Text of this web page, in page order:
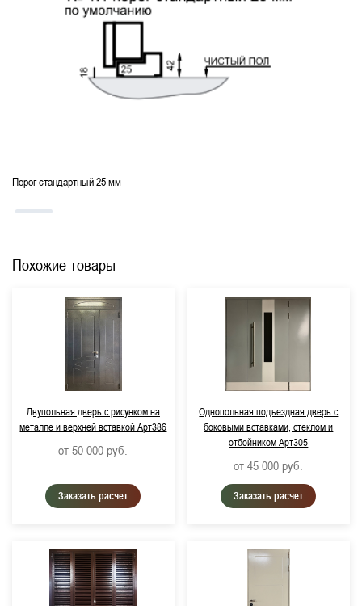
Порог стандартный 25 мм
Похожие товары
Двупольная дверь с рисунком на
металле и верхней вставкой Арт386
от 50 000 руб.
Заказать расчет
Однопольная подъездная дверь с
боковыми вставками, стеклом и
отбойником Арт305
от 45 000 руб.
Заказать расчет